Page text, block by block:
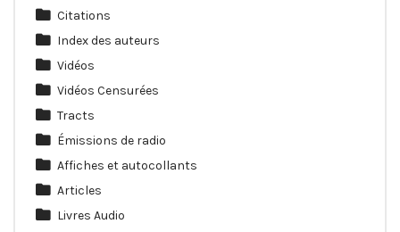
Citations
Index des auteurs
Vidéos
Vidéos Censurées
Tracts
Émissions de radio
Affiches et autocollants
Articles
Livres Audio